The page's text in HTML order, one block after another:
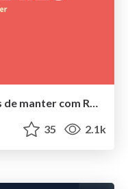
Criando aplicações mais fáceis de manter com Ruby on Rails
35 2.1k